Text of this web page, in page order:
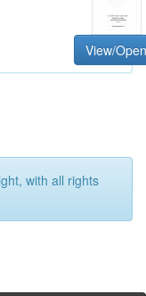
View/Open
with all rights